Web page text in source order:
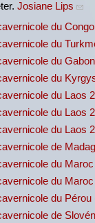
Josiane Lips
du
du
du
du
du Laos
du Laos
du Laos
de
du
du
du Pérou
de